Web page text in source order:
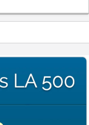
保
姆
一
安
装、
反